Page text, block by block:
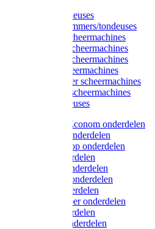
Moser tondeuses
Overige trimmers/tondeuses
Heiniger scheermachines
Hauptner scheermachines
Aesculap scheermachines
Liscop scheermachines
FarmClipper scheermachines
Constanta scheermachines
Wahl tondeuses
Aesculap/Econom onderdelen
Hauptner onderdelen
Lister/Liscop onderdelen
Eider onderdelen
Heiniger onderdelen
Constanta onderdelen
Moser onderdelen
Farm Clipper onderdelen
Oster onderdelen
TailWell onderdelen